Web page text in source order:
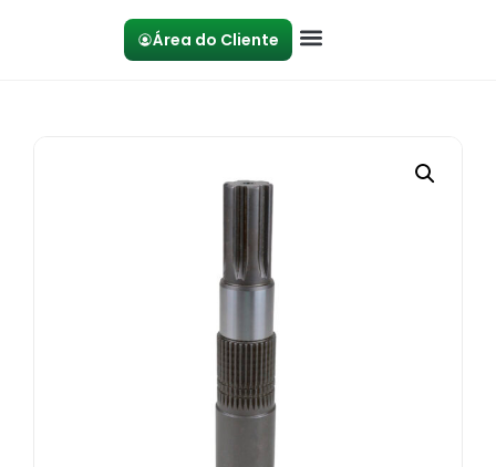
Área do Cliente